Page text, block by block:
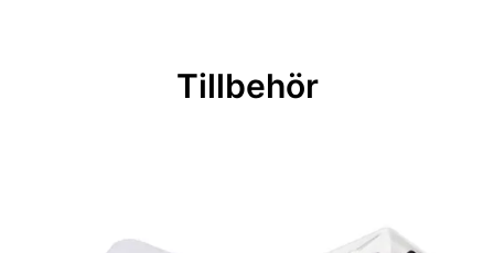
Bredd: 0,53 m
väggen
Tillbehör